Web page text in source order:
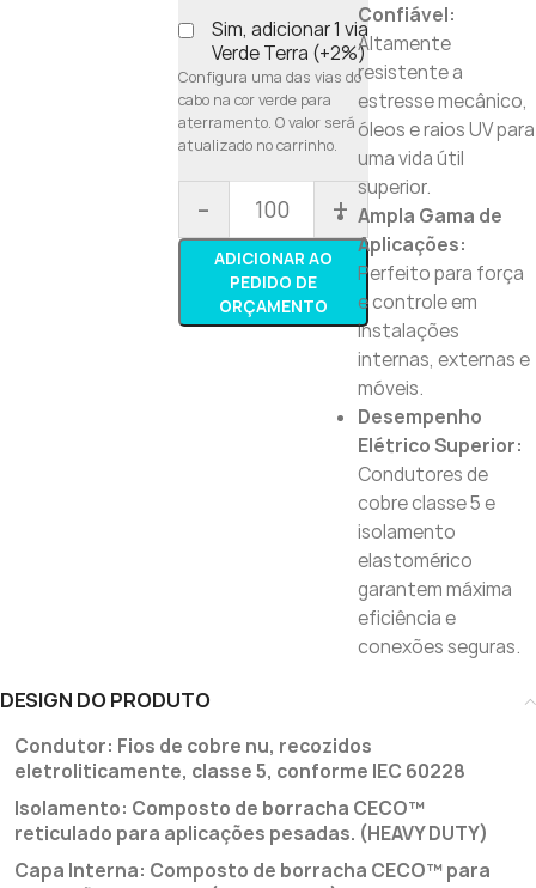
Sim, adicionar 1 via
Verde Terra (+2%)
Configura uma das vias do
cabo na cor verde para
aterramento. O valor será
atualizado no carrinho.
- +
ADICIONAR AO
PEDIDO DE
ORÇAMENTO
Confiável:
Altamente
resistente a
estresse mecânico,
óleos e raios UV para
uma vida útil
superior.
Ampla Gama de
Aplicações:
Perfeito para força
e controle em
instalações
internas, externas e
móveis.
Desempenho
Elétrico Superior:
Condutores de
cobre classe 5 e
isolamento
elastomérico
garantem máxima
eficiência e
conexões seguras.
DESIGN DO PRODUTO
Condutor: Fios de cobre nu, recozidos
eletroliticamente, classe 5, conforme IEC 60228
Isolamento: Composto de borracha CECO™
reticulado para aplicações pesadas. (HEAVY DUTY)
Capa Interna: Composto de borracha CECO™ para